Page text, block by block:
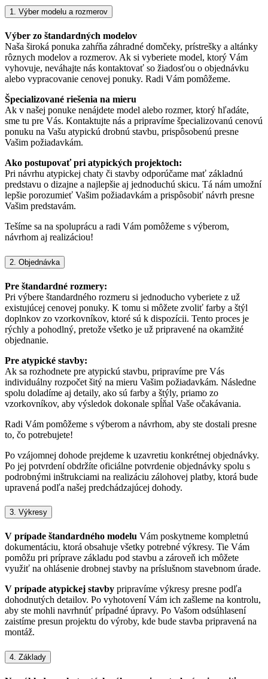
1. Výber modelu a rozmerov
Výber zo štandardných modelov
Naša široká ponuka zahŕňa záhradné domčeky, prístrešky a altánky
rôznych modelov a rozmerov. Ak si vyberiete model, ktorý Vám
vyhovuje, neváhajte nás kontaktovať so žiadosťou o objednávku
alebo vypracovanie cenovej ponuky. Radi Vám pomôžeme.
Špecializované riešenia na mieru
Ak v našej ponuke nenájdete model alebo rozmer, ktorý hľadáte,
sme tu pre Vás. Kontaktujte nás a pripravíme špecializovanú cenovú
ponuku na Vašu atypickú drobnú stavbu, prispôsobenú presne
Vašim požiadavkám.
Ako postupovať pri atypických projektoch:
Pri návrhu atypickej chaty či stavby odporúčame mať základnú
predstavu o dizajne a najlepšie aj jednoduchú skicu. Tá nám umožní
lepšie porozumieť Vašim požiadavkám a prispôsobiť návrh presne
Vašim predstavám.
Tešíme sa na spoluprácu a radi Vám pomôžeme s výberom,
návrhom aj realizáciou!
2. Objednávka
Pre štandardné rozmery:
Pri výbere štandardného rozmeru si jednoducho vyberiete z už
existujúcej cenovej ponuky. K tomu si môžete zvoliť farby a štýl
doplnkov zo vzorkovníkov, ktoré sú k dispozícii. Tento proces je
rýchly a pohodlný, pretože všetko je už pripravené na okamžité
objednanie.
Pre atypické stavby:
Ak sa rozhodnete pre atypickú stavbu, pripravíme pre Vás
individuálny rozpočet šitý na mieru Vašim požiadavkám. Následne
spolu doladíme aj detaily, ako sú farby a štýly, priamo zo
vzorkovníkov, aby výsledok dokonale spĺňal Vaše očakávania.
Radi Vám pomôžeme s výberom a návrhom, aby ste dostali presne
to, čo potrebujete!
Po vzájomnej dohode prejdeme k uzavretiu konkrétnej objednávky.
Po jej potvrdení obdržíte oficiálne potvrdenie objednávky spolu s
podrobnými inštrukciami na realizáciu zálohovej platby, ktorá bude
upravená podľa našej predchádzajúcej dohody.
3. Výkresy
V prípade štandardného modelu Vám poskytneme kompletnú
dokumentáciu, ktorá obsahuje všetky potrebné výkresy. Tie Vám
pomôžu pri príprave základu pod stavbu a zároveň ich môžete
využiť na ohlásenie drobnej stavby na príslušnom stavebnom úrade.
V prípade atypickej stavby pripravíme výkresy presne podľa
dohodnutých detailov. Po vyhotovení Vám ich zašleme na kontrolu,
aby ste mohli navrhnúť prípadné úpravy. Po Vašom odsúhlasení
zaistíme presun projektu do výroby, kde bude stavba pripravená na
montáž.
4. Základy